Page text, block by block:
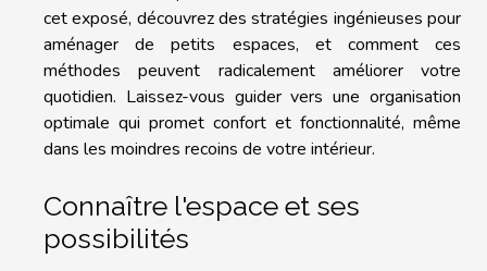
cet exposé, découvrez des stratégies ingénieuses pour
aménager de petits espaces, et comment ces
méthodes peuvent radicalement améliorer votre
quotidien. Laissez-vous guider vers une organisation
optimale qui promet confort et fonctionnalité, même
dans les moindres recoins de votre intérieur.
Connaître l'espace et ses
possibilités